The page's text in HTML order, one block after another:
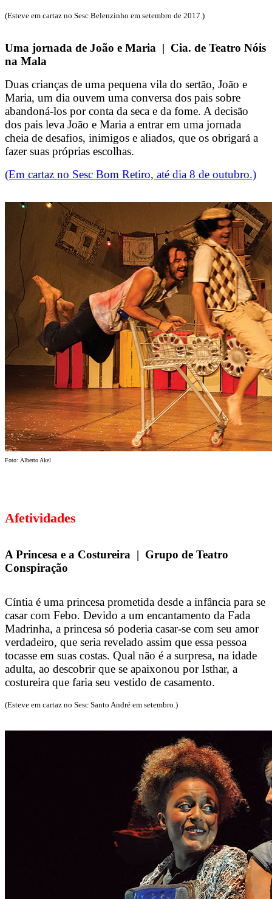
(Esteve em cartaz no Sesc Belenzinho em setembro de 2017.)
Uma jornada de João e Maria | Cia. de Teatro Nóis
na Mala
Duas crianças de uma pequena vila do sertão, João e
Maria, um dia ouvem uma conversa dos pais sobre
abandoná-los por conta da seca e da fome. A decisão
dos pais leva João e Maria a entrar em uma jornada
cheia de desafios, inimigos e aliados, que os obrigará a
fazer suas próprias escolhas.
(Em cartaz no Sesc Bom Retiro, até dia 8 de outubro.)
Foto: Alberto Akel
Afetividades
A Princesa e a Costureira | Grupo de Teatro
Conspiração
Cíntia é uma princesa prometida desde a infância para se
casar com Febo. Devido a um encantamento da Fada
Madrinha, a princesa só poderia casar-se com seu amor
verdadeiro, que seria revelado assim que essa pessoa
tocasse em suas costas. Qual não é a surpresa, na idade
adulta, ao descobrir que se apaixonou por Isthar, a
costureira que faria seu vestido de casamento.
(Esteve em cartaz no Sesc Santo André em setembro.)